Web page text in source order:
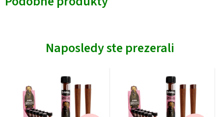
Naposledy ste prezerali